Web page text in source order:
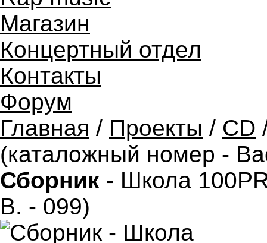
Магазин
Концертный отдел
Контакты
Форум
Главная / Проекты / CD
(каталожный номер -
Сборник - Школа
B. - 099)